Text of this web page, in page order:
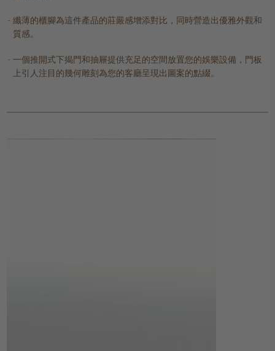
纖薄的櫃腳為這件產品的莊嚴感增添對比，同時營造出優雅外觀和
質感。
一個推開式下揭門和抽屜提供充足的空間放置您的娛樂設備，門板
上引人注目的幾何雕刻為您的客廳呈現出圖案的點綴。